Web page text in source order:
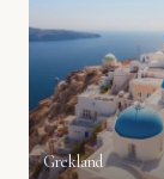
Grekland